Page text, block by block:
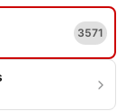
3571